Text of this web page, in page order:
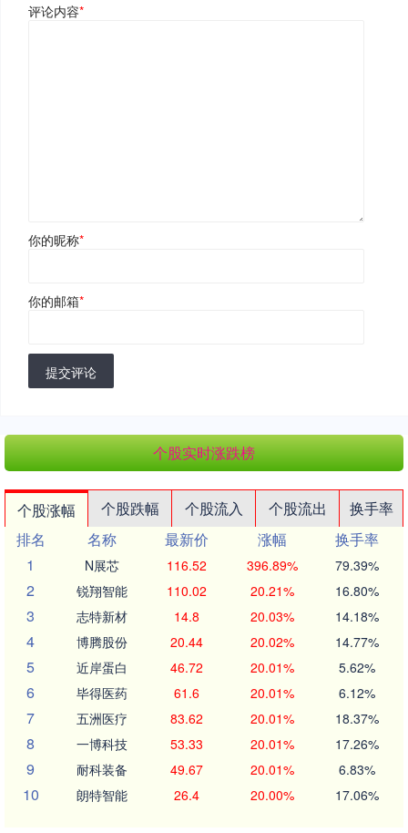
评论内容*
你的昵称*
你的邮箱*
提交评论
个股实时涨跌榜
个股涨幅 个股跌幅 个股流入 个股流出
换手率
排名
名称 最新价 涨幅
换手率
1
N展芯 116.52 396.89% 79.39%
2 锐翔智能 110.02 20.21% 16.80%
3 志特新材 14.8 20.03% 14.18%
4 博腾股份 20.44 20.02% 14.77%
5 近岸蛋白 46.72 20.01% 5.62%
6 毕得医药 61.6 20.01% 6.12%
7 五洲医疗 83.62 20.01% 18.37%
8 一博科技 53.33 20.01% 17.26%
9 耐科装备 49.67 20.01% 6.83%
10 朗特智能 26.4 20.00% 17.06%